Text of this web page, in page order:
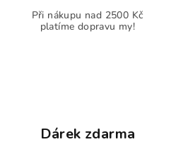
Při nákupu nad 2500 Kč
platíme dopravu my!
Dárek zdarma